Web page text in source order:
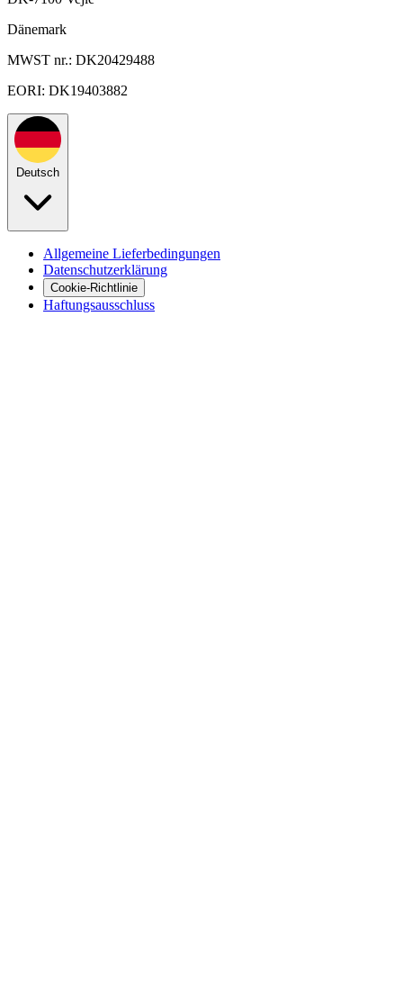
Dänemark
MWST nr.: DK20429488
EORI: DK19403882
Deutsch
Allgemeine Lieferbedingungen
Datenschutzerklärung
Cookie-Richtlinie
Haftungsausschluss